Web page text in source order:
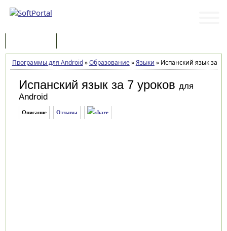
Программы для Android»Образование»Языки »Испанский язык за 7
Испанский язык за 7 уроков для
Android
Описание Отзывы